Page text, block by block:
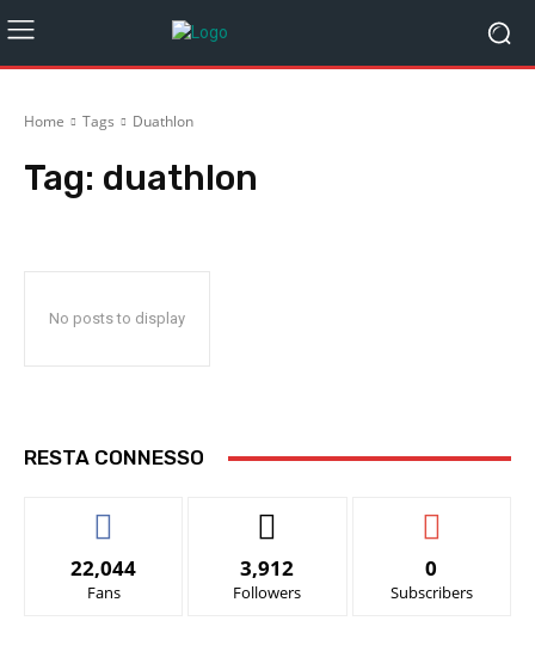
Home Tags Duathlon
Tag: duathlon
No posts to display
RESTA CONNESSO
22,044
Fans
3,912
Followers
0
Subscribers